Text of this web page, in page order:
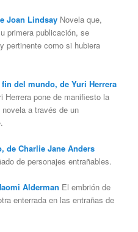
Joan LindsayNovela que,
primera publicación, se
pertinente como si hubiera
del mundo, de Yuri Herrera
Herrera pone de manifiesto la
a través de un
de Charlie Jane Anders
de personajes entrañables.
Alderman El embrión de
enterrada en las entrañas de